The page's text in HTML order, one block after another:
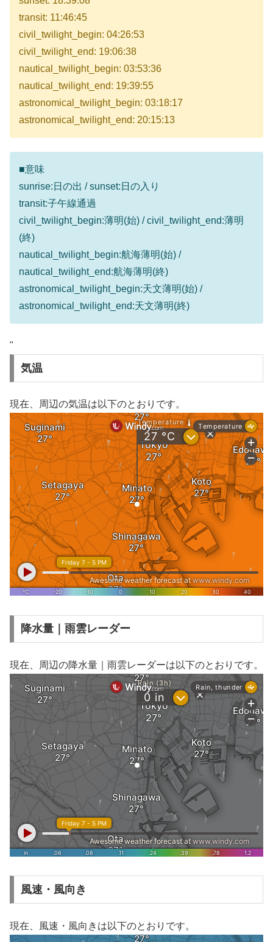
transit: 11:46:45
civil_twilight_begin: 04:26:53
civil_twilight_end: 19:06:38
nautical_twilight_begin: 03:53:36
nautical_twilight_end: 19:39:55
astronomical_twilight_begin: 03:18:17
astronomical_twilight_end: 20:15:13
■意味
sunrise:日の出 / sunset:日の入り
transit:子午線通過
civil_twilight_begin:薄明(始) / civil_twilight_end:薄明
(終)
nautical_twilight_begin:航海薄明(始) /
nautical_twilight_end:航海薄明(終)
astronomical_twilight_begin:天文薄明(始) /
astronomical_twilight_end:天文薄明(終)
"
気温
現在、周辺の気温は以下のとおりです。
降水量｜雨雲レーダー
現在、周辺の降水量｜雨雲レーダーは以下のとおりです。
風速・風向き
現在、風速・風向きは以下のとおりです。